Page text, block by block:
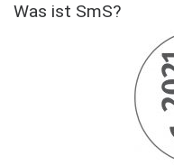
Was ist SmS?